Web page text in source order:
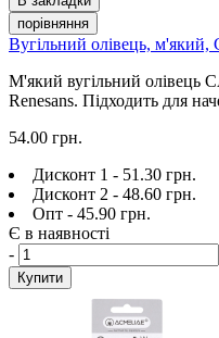
порівняння
Вугільний олівець,
М'який вугільний олівець
Renesans. Підходить для
54.00 грн.
Дисконт 1 - 51.30 грн.
Дисконт 2 - 48.60 грн.
Опт - 45.90 грн.
Є в наявності
-
Купити